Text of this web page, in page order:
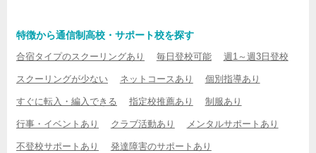
特徴から通信制高校・サポート校を探す
合宿タイプのスクーリングあり 毎日登校可能 週1～週3日登校
スクーリングが少ない ネットコースあり 個別指導あり
すぐに転入・編入できる 指定校推薦あり 制服あり
行事・イベントあり クラブ活動あり メンタルサポートあり
不登校サポートあり 発達障害のサポートあり